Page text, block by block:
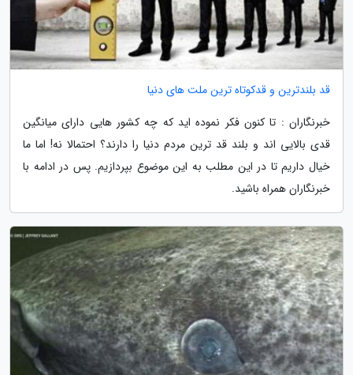
قد بلندترین و قدکوتاه ترین ملت های دنیا
خبرنگاران : تا کنون فکر نموده اید که چه کشور هایی دارای میانگین
قدی بالایی اند و بلند قد ترین مردم دنیا را دارند؟ احتمالا نه! اما ما
خیال داریم تا در این مطلب به این موضوع بپردازیم. پس در ادامه با
خبرنگاران همراه باشید.